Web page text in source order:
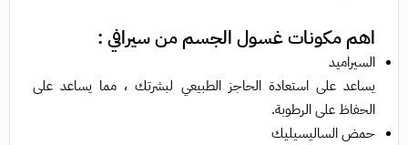
اهم مكونات غسول الجسم من سيرافي :
السيراميد
يساعد على استعادة الحاجز الطبيعي لبشرتك ، مما يساعد على
الحفاظ على الرطوبة.
حمض الساليسيليك